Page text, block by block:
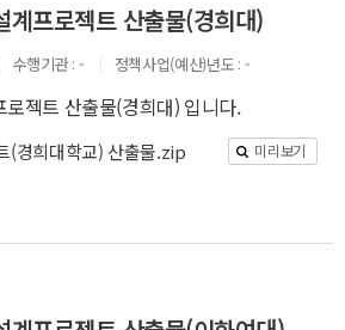
프로젝트 산출물(경희대)
수행기관 - 정책사업(예산)년도 -
젝트 산출물(경희대) 입니다.
(경희대학교) 산출물.zip 미리보기